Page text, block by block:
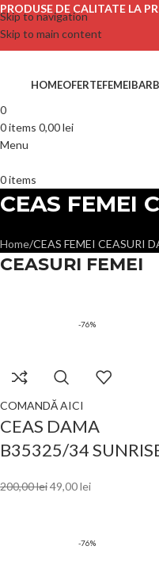
Skip to navigation
Skip to main content
PRODUSE DE CALITATE LA
HOMEOFERTEFEMEI
0
0items 0,00lei
Menu
0items
CEAS FEMEI
Home CEAS FEMEI CEASURI
CEASURI FEMEI
-76%
COMANDĂ AICI
CEAS DAMA
B35325/34
200,00lei49,00lei
-76%